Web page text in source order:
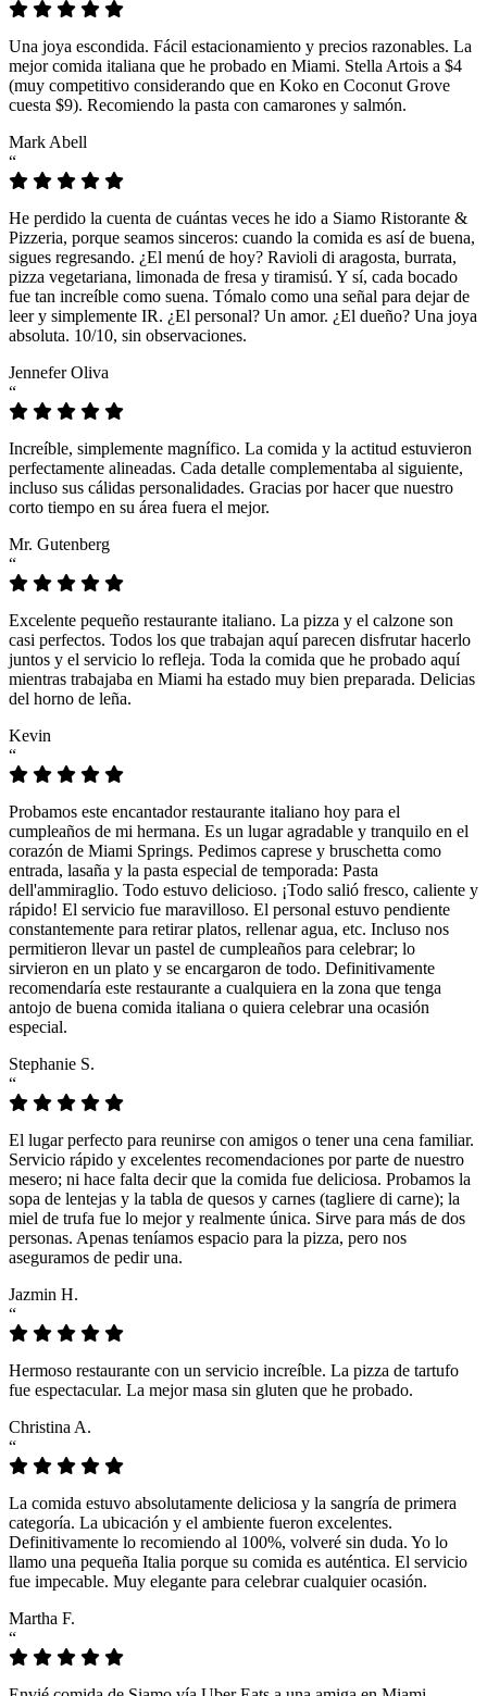
Una joya escondida. Fácil estacionamiento y precios razonables. La
mejor comida italiana que he probado en Miami. Stella Artois a $4
(muy competitivo considerando que en Koko en Coconut Grove
cuesta $9). Recomiendo la pasta con camarones y salmón.
Mark Abell
“
He perdido la cuenta de cuántas veces he ido a Siamo Ristorante &
Pizzeria, porque seamos sinceros: cuando la comida es así de buena,
sigues regresando. ¿El menú de hoy? Ravioli di aragosta, burrata,
pizza vegetariana, limonada de fresa y tiramisú. Y sí, cada bocado
fue tan increíble como suena. Tómalo como una señal para dejar de
leer y simplemente IR. ¿El personal? Un amor. ¿El dueño? Una joya
absoluta. 10/10, sin observaciones.
Jennefer Oliva
“
Increíble, simplemente magnífico. La comida y la actitud estuvieron
perfectamente alineadas. Cada detalle complementaba al siguiente,
incluso sus cálidas personalidades. Gracias por hacer que nuestro
corto tiempo en su área fuera el mejor.
Mr. Gutenberg
“
Excelente pequeño restaurante italiano. La pizza y el calzone son
casi perfectos. Todos los que trabajan aquí parecen disfrutar hacerlo
juntos y el servicio lo refleja. Toda la comida que he probado aquí
mientras trabajaba en Miami ha estado muy bien preparada. Delicias
del horno de leña.
Kevin
“
Probamos este encantador restaurante italiano hoy para el
cumpleaños de mi hermana. Es un lugar agradable y tranquilo en el
corazón de Miami Springs. Pedimos caprese y bruschetta como
entrada, lasaña y la pasta especial de temporada: Pasta
dell'ammiraglio. Todo estuvo delicioso. ¡Todo salió fresco, caliente y
rápido! El servicio fue maravilloso. El personal estuvo pendiente
constantemente para retirar platos, rellenar agua, etc. Incluso nos
permitieron llevar un pastel de cumpleaños para celebrar; lo
sirvieron en un plato y se encargaron de todo. Definitivamente
recomendaría este restaurante a cualquiera en la zona que tenga
antojo de buena comida italiana o quiera celebrar una ocasión
especial.
Stephanie S.
“
El lugar perfecto para reunirse con amigos o tener una cena familiar.
Servicio rápido y excelentes recomendaciones por parte de nuestro
mesero; ni hace falta decir que la comida fue deliciosa. Probamos la
sopa de lentejas y la tabla de quesos y carnes (tagliere di carne); la
miel de trufa fue lo mejor y realmente única. Sirve para más de dos
personas. Apenas teníamos espacio para la pizza, pero nos
aseguramos de pedir una.
Jazmin H.
“
Hermoso restaurante con un servicio increíble. La pizza de tartufo
fue espectacular. La mejor masa sin gluten que he probado.
Christina A.
“
La comida estuvo absolutamente deliciosa y la sangría de primera
categoría. La ubicación y el ambiente fueron excelentes.
Definitivamente lo recomiendo al 100%, volveré sin duda. Yo lo
llamo una pequeña Italia porque su comida es auténtica. El servicio
fue impecable. Muy elegante para celebrar cualquier ocasión.
Martha F.
“